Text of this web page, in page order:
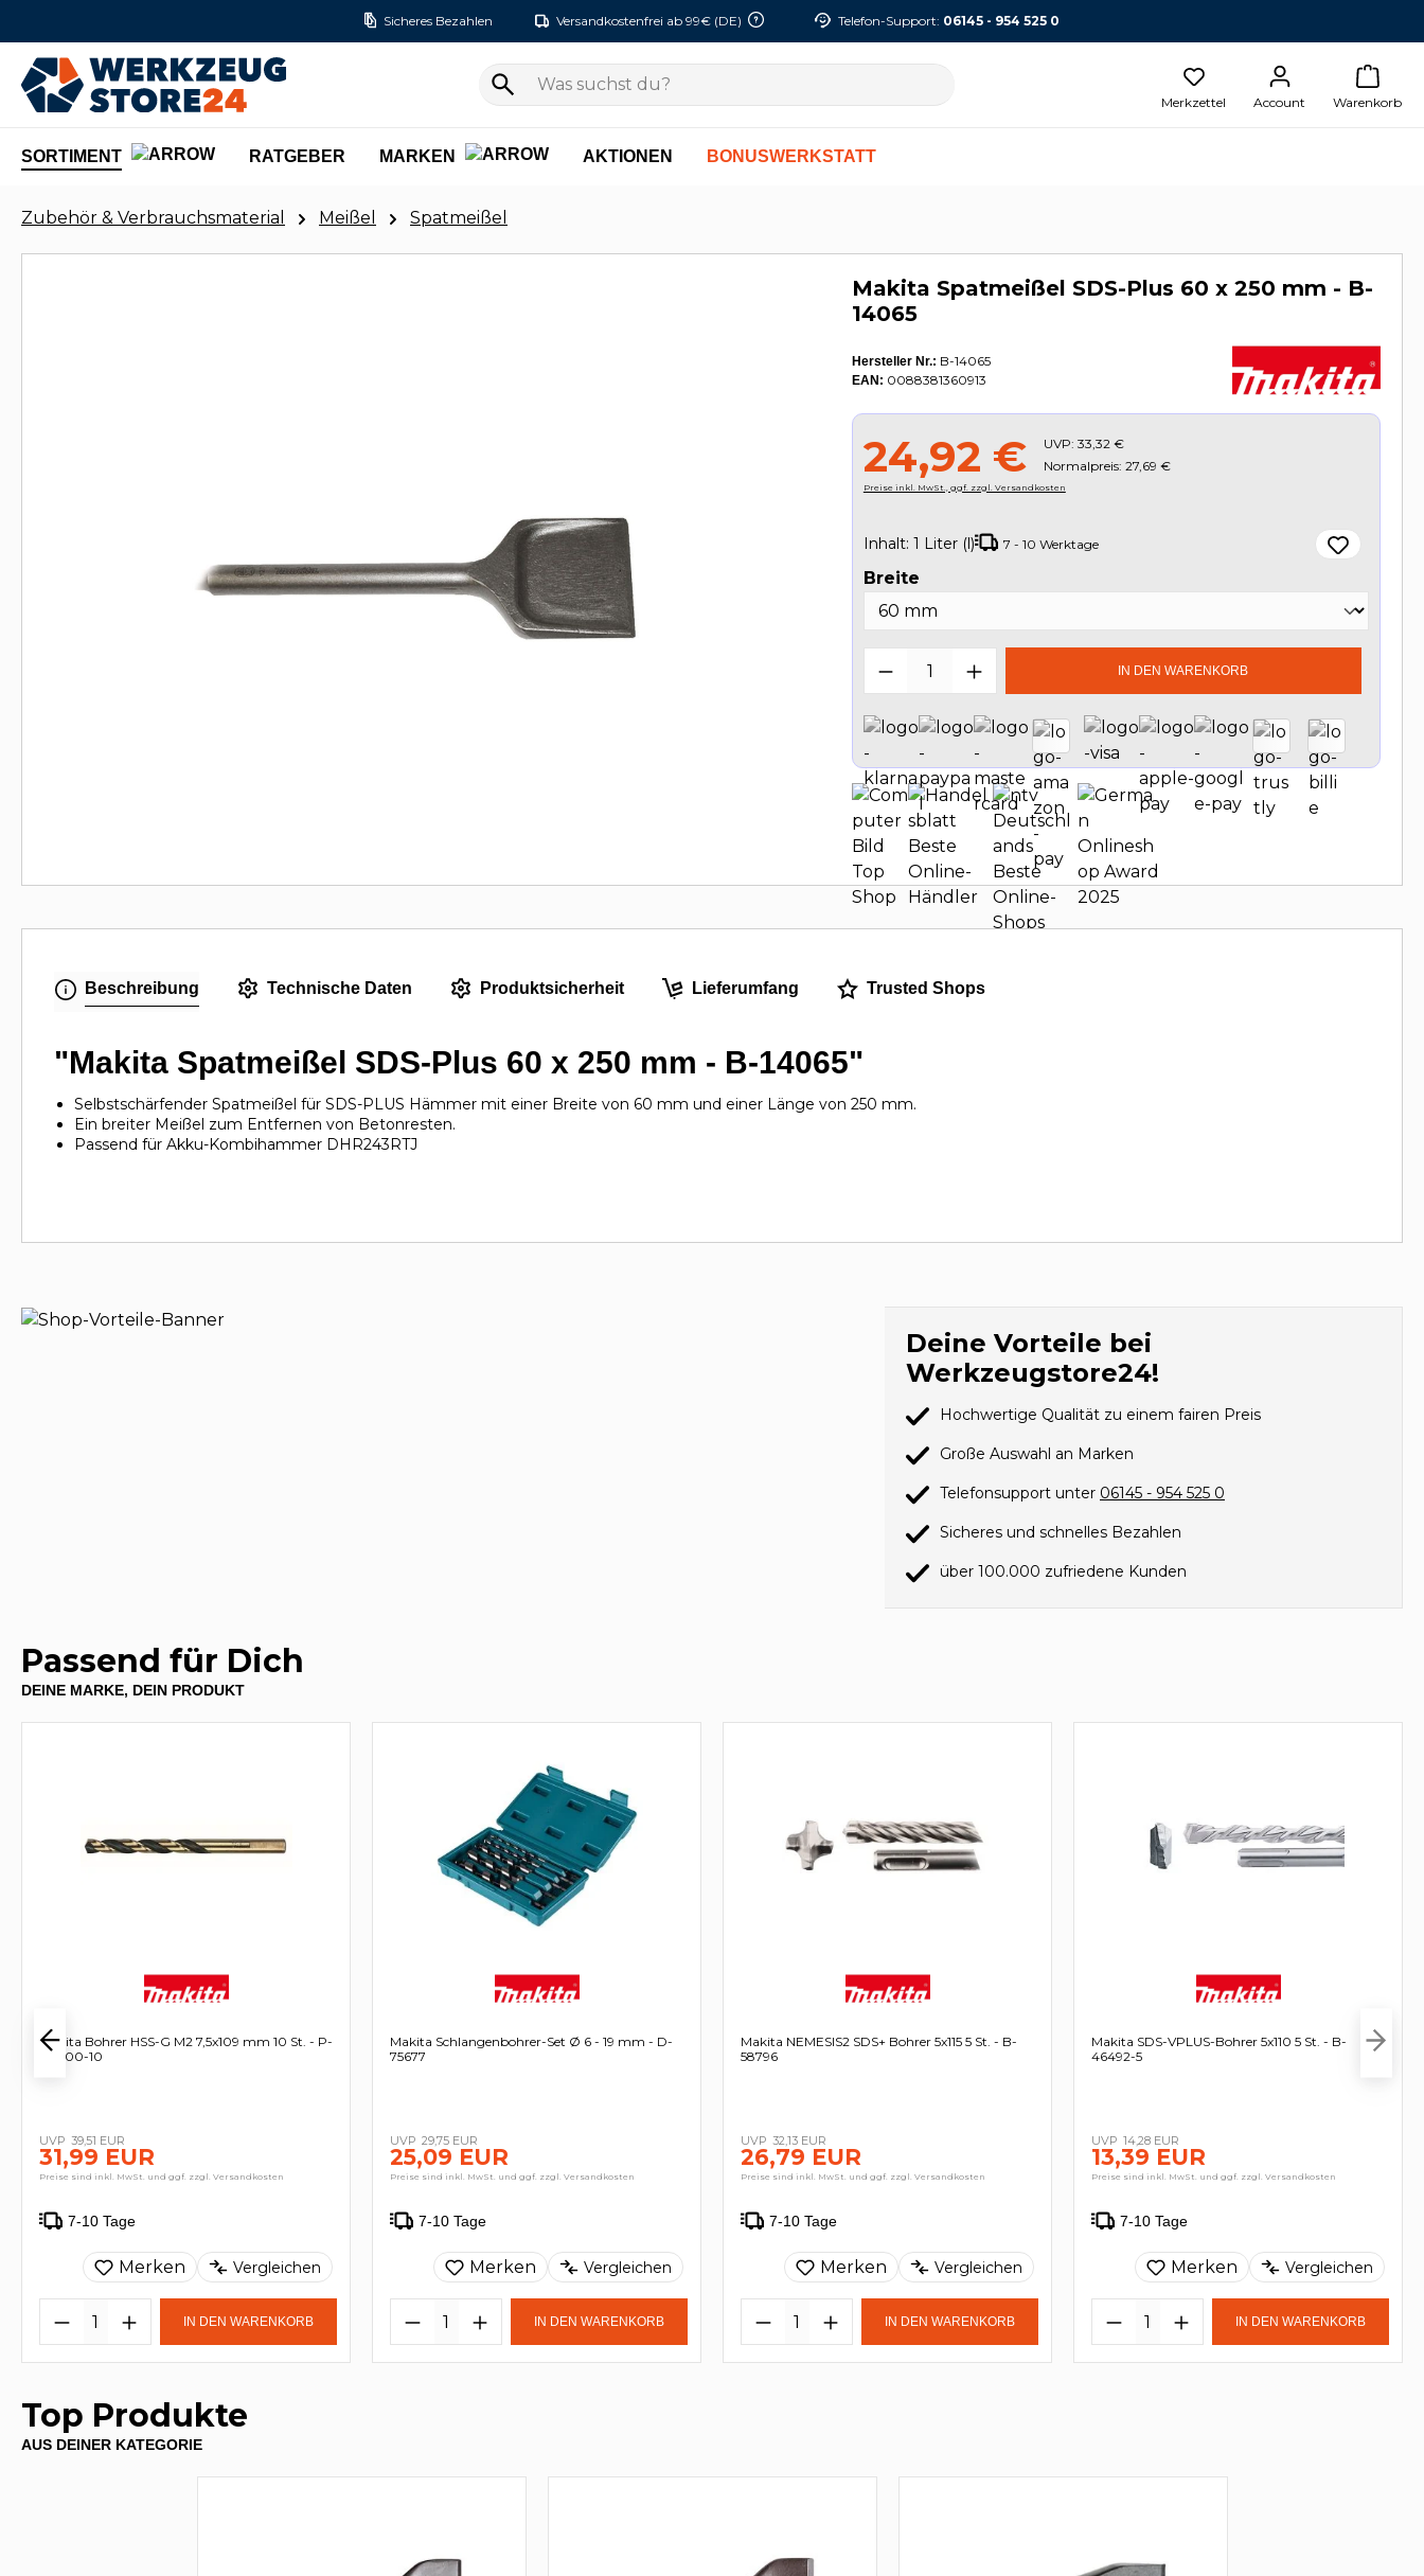
Sicheres Bezahlen Versandkostenfrei ab 99€ (DE) Telefon-Support: 06145 - 954 525 0
Merkzettel Account Warenkorb
SORTIMENT RATGEBER MARKEN AKTIONEN BONUSWERKSTATT
Zubehör & Verbrauchsmaterial Meißel Spatmeißel
Makita Spatmeißel SDS-Plus 60 x 250 mm - B-
14065
Hersteller Nr.: B-14065
EAN: 0088381360913
24,92 € UVP: 33,32 €
Normalpreis: 27,69 €
Preise inkl. MwSt., ggf. zzgl. Versandkosten
Inhalt: 1 Liter (l) 7 - 10 Werktage
Breiteauswählen
Produkt Anzahl: Gib den gewünschten
IN DEN WARENKORB
Beschreibung Technische Daten Produktsicherheit Lieferumfang Trusted Shops
"Makita Spatmeißel SDS-Plus 60 x 250 mm - B-14065"
Selbstschärfender Spatmeißel für SDS-PLUS Hämmer mit einer Breite von 60 mm und einer Länge von 250 mm.
Ein breiter Meißel zum Entfernen von Betonresten.
Passend für Akku-Kombihammer DHR243RTJ
Deine Vorteile bei
Werkzeugstore24!
Hochwertige Qualität zu einem fairen Preis
Große Auswahl an Marken
Telefonsupport unter 06145 - 954 525 0
Sicheres und schnelles Bezahlen
über 100.000 zufriedene Kunden
Passend für Dich
DEINE MARKE, DEIN PRODUKT
Makita Bohrer HSS-G M2 7,5x109 mm 10 St. - P-
60800-10
39,51 EUR
31,99 EUR
Preise sind inkl. MwSt. und ggf. zzgl. Versandkosten
7-10 Tage
Merken Vergleichen
IN DEN WARENKORB
Makita Schlangenbohrer-Set Ø 6 - 19 mm - D-
75677
29,75 EUR
25,09 EUR
Preise sind inkl. MwSt. und ggf. zzgl. Versandkosten
7-10 Tage
Merken Vergleichen
IN DEN WARENKORB
Makita NEMESIS2 SDS+ Bohrer 5x115 5 St. - B-
58796
32,13 EUR
26,79 EUR
Preise sind inkl. MwSt. und ggf. zzgl. Versandkosten
7-10 Tage
Merken Vergleichen
IN DEN WARENKORB
Makita SDS-VPLUS-Bohrer 5x110 5 St. - B-
46492-5
14,28 EUR
13,39 EUR
Preise sind inkl. MwSt. und ggf. zzgl. Versandkosten
7-10 Tage
Merken Vergleichen
IN DEN WARENKORB
Top Produkte
AUS DEINER KATEGORIE